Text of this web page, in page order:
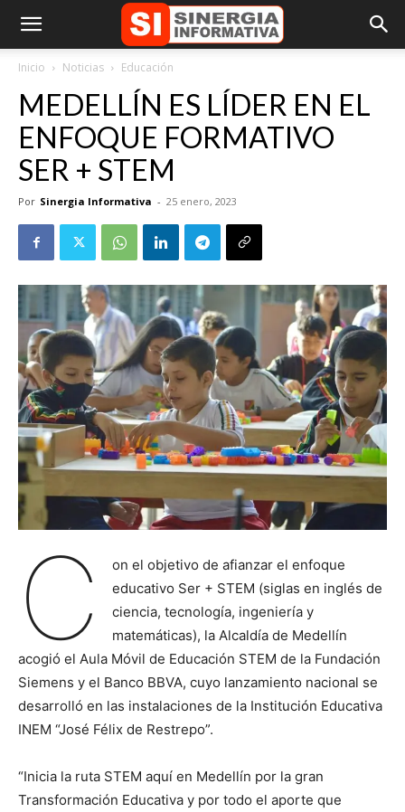
Inicio Noticias Educación
MEDELLÍN ES LÍDER EN EL
ENFOQUE FORMATIVO
SER + STEM
Por Sinergia Informativa - 25 enero, 2023
C
on el objetivo de afianzar el enfoque
educativo Ser + STEM (siglas en inglés de
ciencia, tecnología, ingeniería y
matemáticas), la Alcaldía de Medellín
acogió el Aula Móvil de Educación STEM de la Fundación
Siemens y el Banco BBVA, cuyo lanzamiento nacional se
desarrolló en las instalaciones de la Institución Educativa
INEM “José Félix de Restrepo”.
“Inicia la ruta STEM aquí en Medellín por la gran
Transformación Educativa y por todo el aporte que